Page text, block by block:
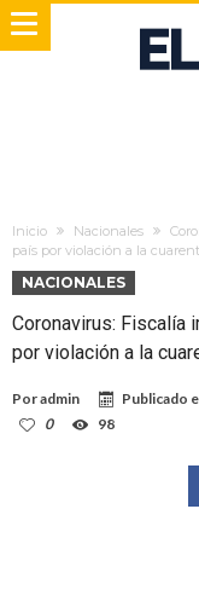
Inicio Nacionales
país por violación a la
NACIONALES
Coronavirus: Fiscalía
por violación a la
Poradmin Publicado
0
98